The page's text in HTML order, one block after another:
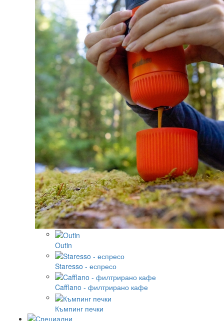
Outin
Staresso - еспресо
Cafflano - филтрирано кафе
Къмпинг печки